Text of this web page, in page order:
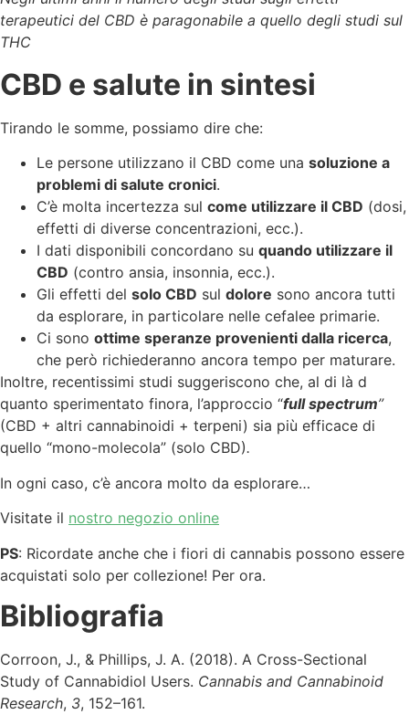
terapeutici del CBD è paragonabile a quello degli studi sul
THC
CBD e salute in sintesi
Tirando le somme, possiamo dire che:
Le persone utilizzano il CBD come una soluzione a
problemi di salute cronici.
C’è molta incertezza sul come utilizzare il CBD (dosi,
effetti di diverse concentrazioni, ecc.).
I dati disponibili concordano su quando utilizzare il
CBD (contro ansia, insonnia, ecc.).
Gli effetti del solo CBD sul dolore sono ancora tutti
da esplorare, in particolare nelle cefalee primarie.
Ci sono ottime speranze provenienti dalla ricerca,
che però richiederanno ancora tempo per maturare.
Inoltre, recentissimi studi suggeriscono che, al di là d
quanto sperimentato finora, l’approccio “full spectrum”
(CBD + altri cannabinoidi + terpeni) sia più efficace di
quello “mono-molecola” (solo CBD).
In ogni caso, c’è ancora molto da esplorare…
Visitate il nostro negozio online
PS: Ricordate anche che i fiori di cannabis possono essere
acquistati solo per collezione! Per ora.
Bibliografia
Corroon, J., & Phillips, J. A. (2018). A Cross-Sectional
Study of Cannabidiol Users. Cannabis and Cannabinoid
Research, 3, 152–161.